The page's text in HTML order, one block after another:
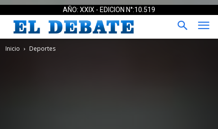
AÑO: XXIX - EDICION N°:10.519
Inicio Deportes